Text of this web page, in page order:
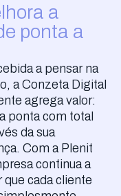
a
ponta a
a pensar na
a Conzeta Digital
agrega valor:
ponta com total
da sua
Com a Plenit
continua a
que cada cliente